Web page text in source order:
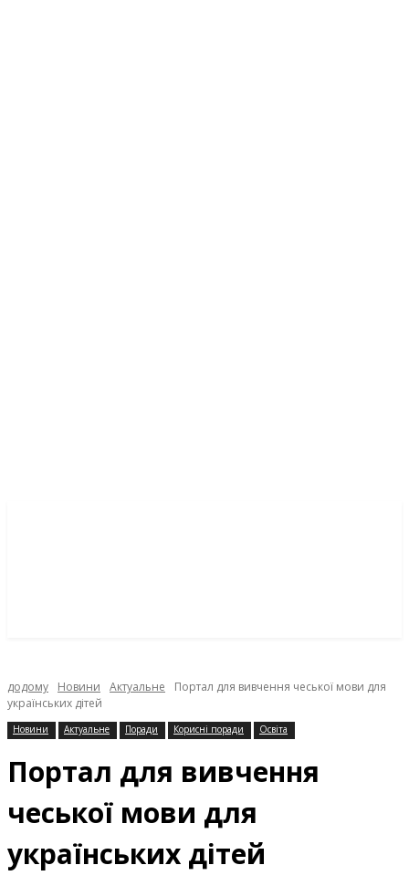
додому Новини Актуальне
Портал для вивчення чеської мови для
українських дітей
Новини Актуальне Поради Корисні поради Освіта
Портал для вивчення
чеської мови для
українських дітей